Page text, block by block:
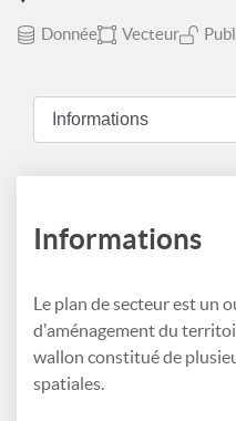
Donnée Vecteur
Informations
Le plan de secteur est un
d'aménagement du
wallon constitué de
spatiales.